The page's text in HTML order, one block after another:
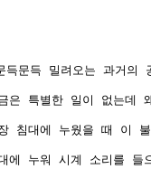
득문득 밀려오는 과거
은 특별한 일이 없는데
침대에 누웠을 때 이
에 누워 시계 소리를